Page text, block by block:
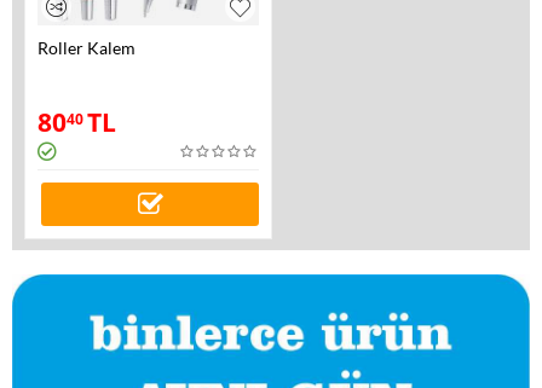
Roller Kalem
8040TL